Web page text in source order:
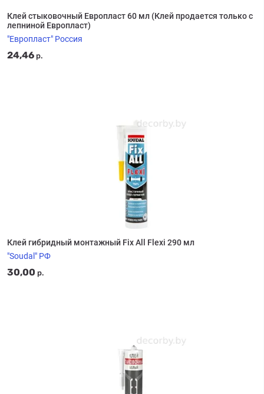
Клей стыковочный Европласт 60 мл (Клей продается только с
лепниной Европласт)
"Европласт" Россия
24,46 р.
Клей гибридный монтажный Fix All Flexi 290 мл
"Soudal" РФ
30,00 р.